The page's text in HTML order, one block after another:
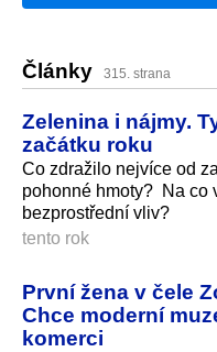
Články 315. strana
Zelenina i nájmy.
začátku roku
Co zdražilo nejvíce od
pohonné hmoty? Na co
bezprostřední vliv?
tento rok
První žena v čele
Chce moderní
komerci